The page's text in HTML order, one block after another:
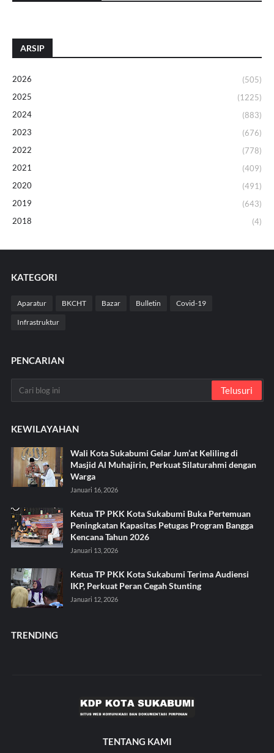
ARSIP
2026
(505)
2025
(1225)
2024
(883)
2023
(676)
2022
(778)
2021
(409)
2020
(491)
2019
(643)
2018
(4)
KATEGORI
Aparatur BKCHT Bazar Bulletin Covid-19
Infrastruktur
PENCARIAN
KEWILAYAHAN
Wali Kota Sukabumi Gelar Jum’at Keliling di
Masjid Al Muhajirin, Perkuat Silaturahmi dengan
Warga
Januari 16, 2026
Ketua TP PKK Kota Sukabumi Buka Pertemuan
Peningkatan Kapasitas Petugas Program Bangga
Kencana Tahun 2026
Januari 13, 2026
Ketua TP PKK Kota Sukabumi Terima Audiensi
IKP, Perkuat Peran Cegah Stunting
Januari 12, 2026
TRENDING
TENTANG KAMI